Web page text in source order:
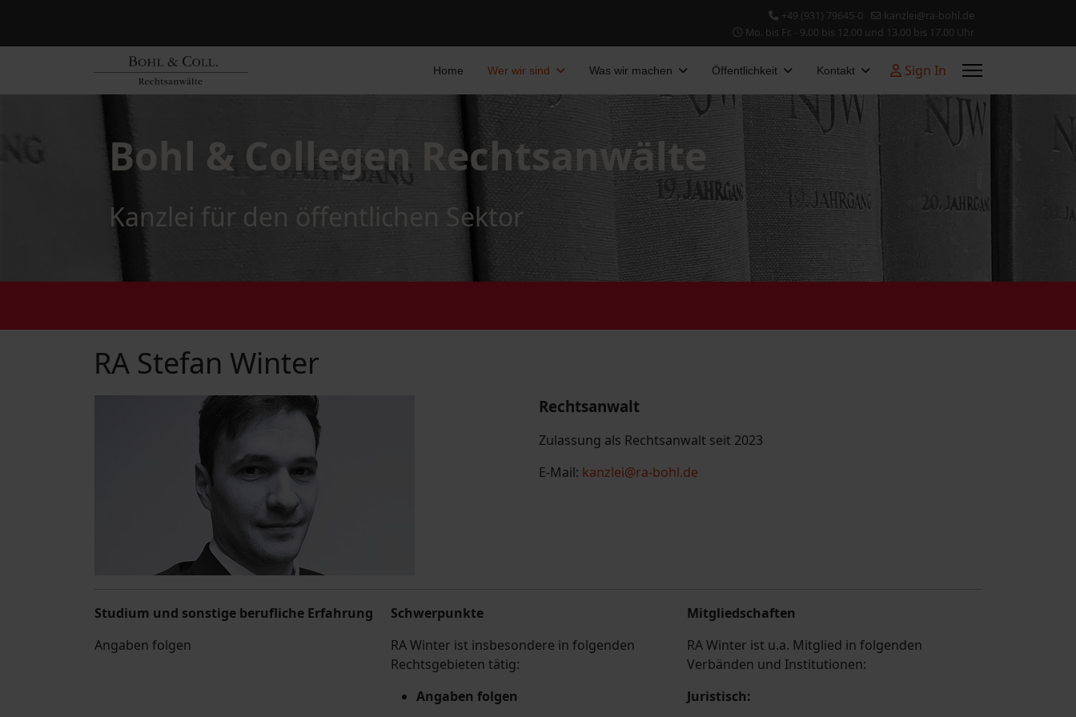
+49 (931) 79645-0
kanzlei@ra-bohl.de
Mo. bis Fr. - 9.00 bis 12.00 und 13.00 bis 17.00 Uhr
Home Wer wir sind Was wir machen Öffentlichkeit Kontakt Sign In
Bohl & Collegen Rechtsanwälte
Kanzlei für den öffentlichen Sektor
RA Stefan Winter
Rechtsanwalt
Zulassung als Rechtsanwalt seit 2023
E-Mail: kanzlei@ra-bohl.de
Studium und sonstige berufliche Erfahrung
Angaben folgen
Schwerpunkte
RA Winter ist insbesondere in folgenden
Rechtsgebieten tätig:
Angaben folgen
Mitgliedschaften
RA Winter ist u.a. Mitglied in folgenden
Verbänden und Institutionen:
Juristisch: